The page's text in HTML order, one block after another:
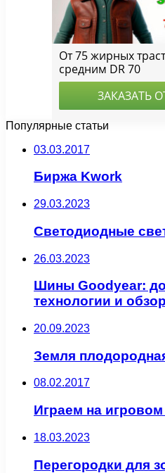
Популярные статьи
03.03.2017
Биржа Kwork
29.03.2023
Светодиодные
26.03.2023
Шины Goodyear:
технологии и
20.09.2023
Земля
08.02.2017
Играем на
18.03.2023
Перегородки для